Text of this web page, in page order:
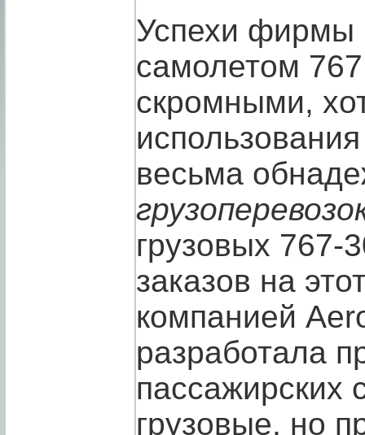
Успехи фирмы
самолетом
скромными,
весьма
грузовых 767-
заказов на
компанией
разработала
пассажирских
грузовые, но